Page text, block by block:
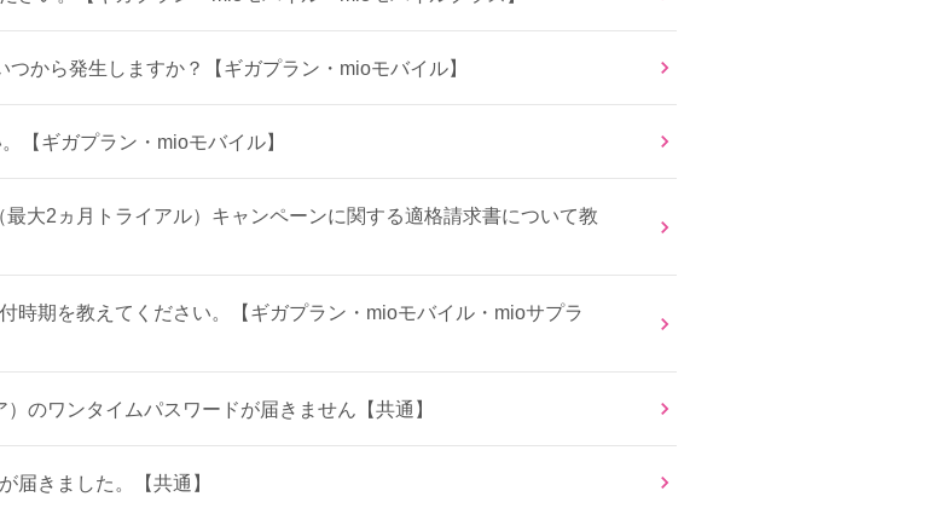
から発生しますか？【ギガプラン・mioモバイル】
【ギガプラン・mioモバイル】
大2ヵ月トライアル）キャンペーンに関する適格請求書について教
時期を教えてください。【ギガプラン・mioモバイル・mioサプラ
のワンタイムパスワードが届きません【共通】
届きました。【共通】